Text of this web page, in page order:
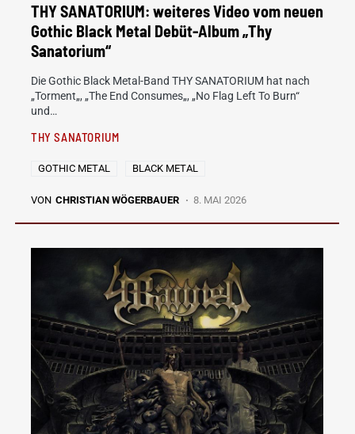
THY SANATORIUM: weiteres Video vom neuen
Gothic Black Metal Debüt-Album „Thy
Sanatorium“
Die Gothic Black Metal-Band THY SANATORIUM hat nach
„Torment„, „The End Consumes„, „No Flag Left To Burn“
und…
THY SANATORIUM
GOTHIC METAL BLACK METAL
VON CHRISTIAN WÖGERBAUER 8. MAI 2026